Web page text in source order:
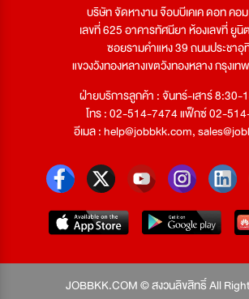
บริษัท จัดหางาน จ๊อบบีเคเค ดอท คอ
เลขที่ 625 อาคารทัศนียา ห้องเลขที่ ยูนิ
ซอยรามคำแหง 39 ถนนประชาอุ
แขวงวังทองหลางเขตวังทองหลาง กรุงเ
ฝ่ายบริการลูกค้า : จันทร์-เสาร์ 8:30-
โทร : 02-514-7474 แฟ็กซ์ 02-
อีเมล :help@jobbkk.com,
JOBBKK.COM © สงวนลิขสิทธิ์ All